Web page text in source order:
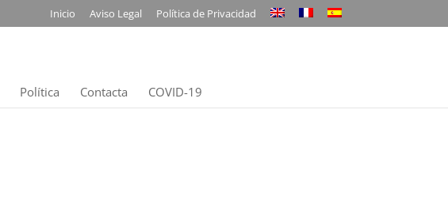
Inicio Aviso Legal Política de Privacidad
Política Contacta COVID-19